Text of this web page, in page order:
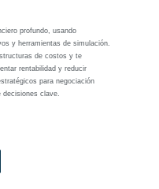
profundo, usando
y herramientas de simulación.
de costos y te
rentabilidad y reducir
para negociación
clave.